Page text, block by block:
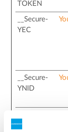
TOKEN
__Secure-
YEC
__Secure-
YNID